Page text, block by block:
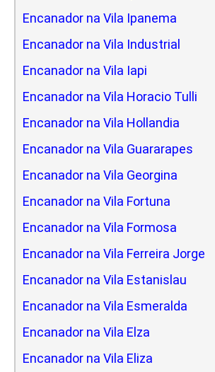
Encanador na Vila Ipanema
Encanador na Vila Industrial
Encanador na Vila Iapi
Encanador na Vila Horacio Tulli
Encanador na Vila Hollandia
Encanador na Vila Guararapes
Encanador na Vila Georgina
Encanador na Vila Fortuna
Encanador na Vila Formosa
Encanador na Vila Ferreira Jorge
Encanador na Vila Estanislau
Encanador na Vila Esmeralda
Encanador na Vila Elza
Encanador na Vila Eliza